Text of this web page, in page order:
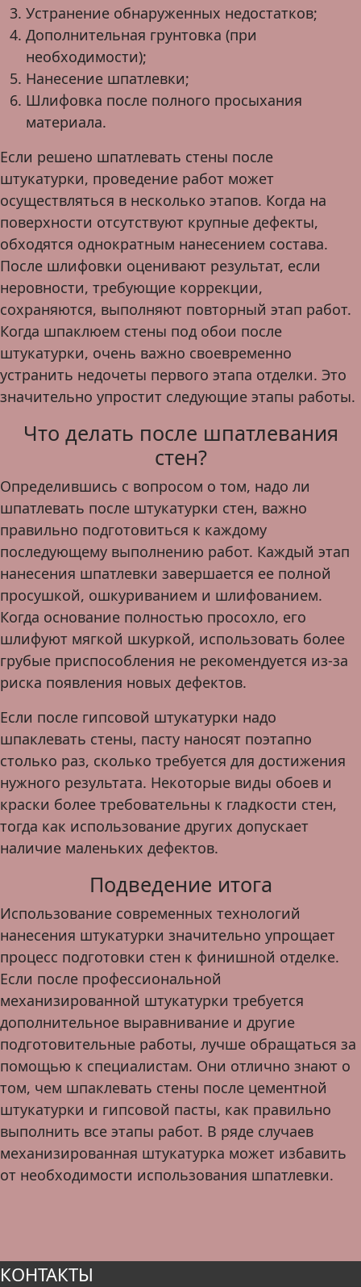
Устранение обнаруженных недостатков;
Дополнительная грунтовка (при
необходимости);
Нанесение шпатлевки;
Шлифовка после полного просыхания
материала.
Если решено шпатлевать стены после
штукатурки, проведение работ может
осуществляться в несколько этапов. Когда на
поверхности отсутствуют крупные дефекты,
обходятся однократным нанесением состава.
После шлифовки оценивают результат, если
неровности, требующие коррекции,
сохраняются, выполняют повторный этап работ.
Когда шпаклюем стены под обои после
штукатурки, очень важно своевременно
устранить недочеты первого этапа отделки. Это
значительно упростит следующие этапы работы.
Что делать после шпатлевания
стен?
Определившись с вопросом о том, надо ли
шпатлевать после штукатурки стен, важно
правильно подготовиться к каждому
последующему выполнению работ. Каждый этап
нанесения шпатлевки завершается ее полной
просушкой, ошкуриванием и шлифованием.
Когда основание полностью просохло, его
шлифуют мягкой шкуркой, использовать более
грубые приспособления не рекомендуется из-за
риска появления новых дефектов.
Если после гипсовой штукатурки надо
шпаклевать стены, пасту наносят поэтапно
столько раз, сколько требуется для достижения
нужного результата. Некоторые виды обоев и
краски более требовательны к гладкости стен,
тогда как использование других допускает
наличие маленьких дефектов.
Подведение итога
Использование современных технологий
нанесения штукатурки значительно упрощает
процесс подготовки стен к финишной отделке.
Если после профессиональной
механизированной штукатурки требуется
дополнительное выравнивание и другие
подготовительные работы, лучше обращаться за
помощью к специалистам. Они отлично знают о
том, чем шпаклевать стены после цементной
штукатурки и гипсовой пасты, как правильно
выполнить все этапы работ. В ряде случаев
механизированная штукатурка может избавить
от необходимости использования шпатлевки.
КОНТАКТЫ